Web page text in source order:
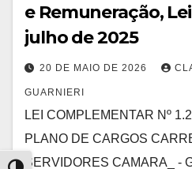
e Remuneração, Lei
julho de 2025
20 DE MAIO DE 2026
GUARNIERI
LEI COMPLEMENTAR Nº
PLANO DE CARGOS
SERVIDORES CAMARA_ -